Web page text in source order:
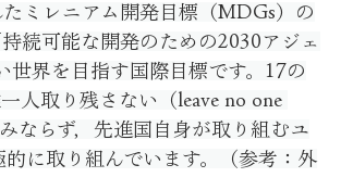
ミレニアム開発目標（MDGs）の
続可能な開発のための2030アジェ
世界を目指す国際目標です。17の
人取り残さない（leave no one
ならず，先進国自身が取り組むユ
に取り組んでいます。（参考：外